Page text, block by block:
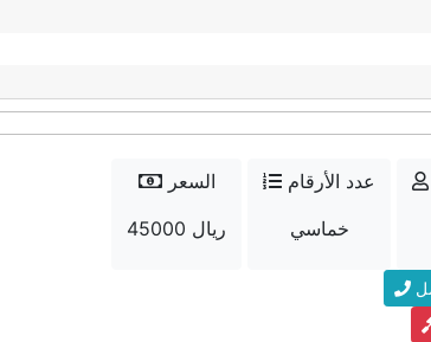
السعر
45000 ريال
عدد الأرقام
خماسي